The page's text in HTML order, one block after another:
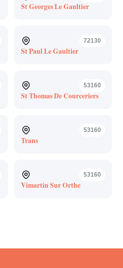
St Georges Le Gaultier
72130
St Paul Le Gaultier
53160
St Thomas De Courceriers
53160
Trans
53160
Vimartin Sur Orthe